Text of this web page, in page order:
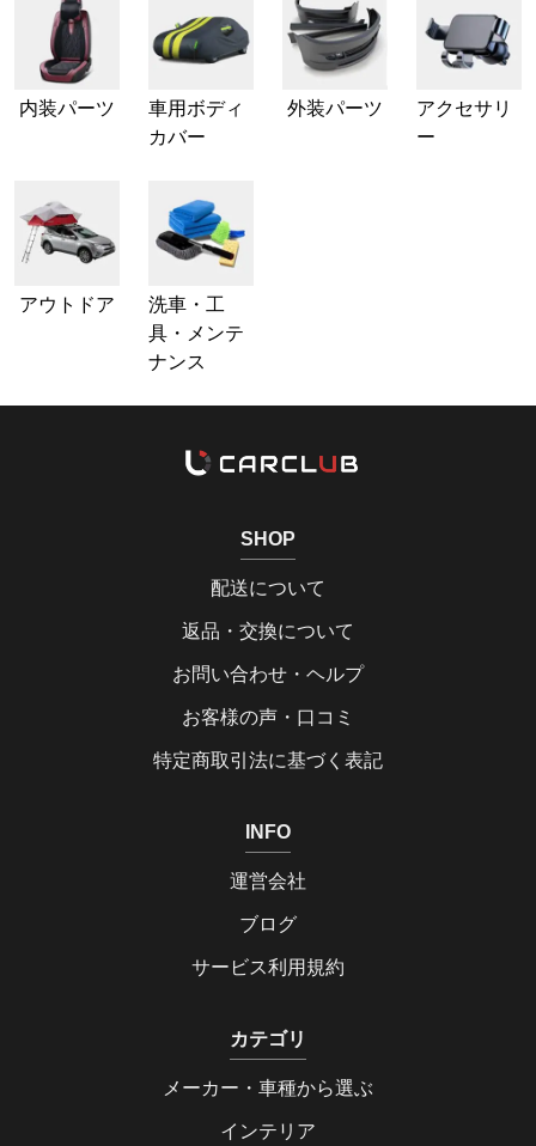
内装パーツ
車用ボディ
カバー
外装パーツ
アクセサリ
ー
アウトドア
洗車・工
具・メンテ
ナンス
SHOP
配送について
返品・交換について
お問い合わせ・ヘルプ
お客様の声・口コミ
特定商取引法に基づく表記
INFO
運営会社
ブログ
サービス利用規約
カテゴリ
メーカー・車種から選ぶ
インテリア